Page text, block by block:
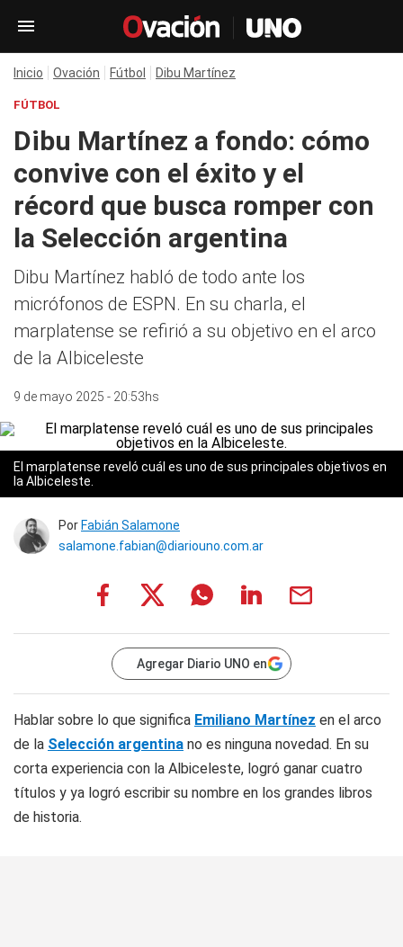
Inicio Ovación Fútbol Dibu Martínez
FÚTBOL
Dibu Martínez a fondo: cómo
convive con el éxito y el
récord que busca romper con
la Selección argentina
Dibu Martínez habló de todo ante los
micrófonos de ESPN. En su charla, el
marplatense se refirió a su objetivo en el arco
de la Albiceleste
9 de mayo 2025 - 20:53hs
El marplatense reveló cuál es uno de sus principales objetivos en
la Albiceleste.
Por Fabián Salamone
salamone.fabian@diariouno.com.ar
Agregar Diario UNO en
Hablar sobre lo que significa Emiliano Martínez en el arco
de la Selección argentina no es ninguna novedad. En su
corta experiencia con la Albiceleste, logró ganar cuatro
títulos y ya logró escribir su nombre en los grandes libros
de historia.